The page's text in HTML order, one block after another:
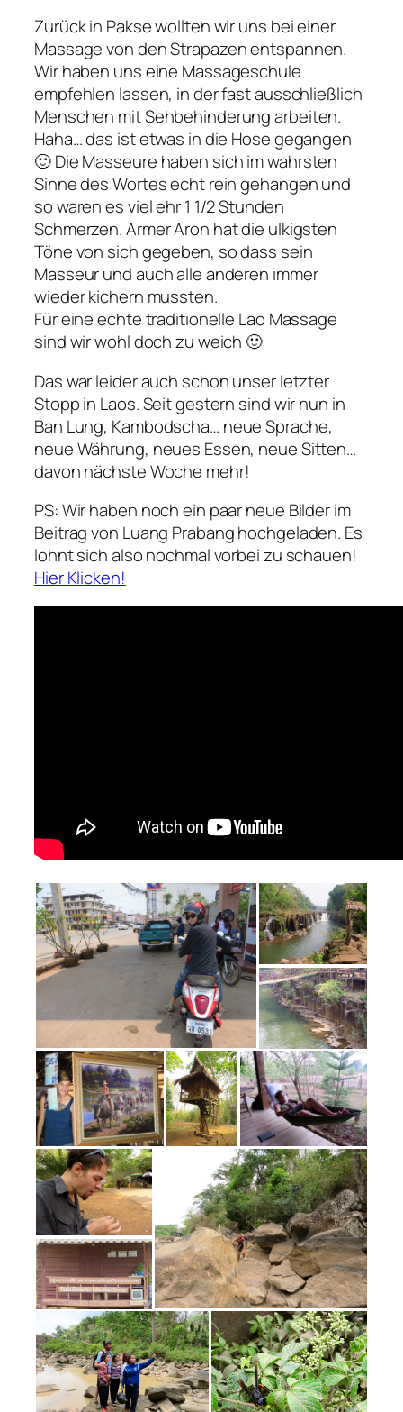
Zurück in Pakse wollten wir uns bei einer
Massage von den Strapazen entspannen.
Wir haben uns eine Massageschule
empfehlen lassen, in der fast ausschließlich
Menschen mit Sehbehinderung arbeiten.
Haha… das ist etwas in die Hose gegangen
🙂 Die Masseure haben sich im wahrsten
Sinne des Wortes echt rein gehangen und
so waren es viel ehr 1 1/2 Stunden
Schmerzen. Armer Aron hat die ulkigsten
Töne von sich gegeben, so dass sein
Masseur und auch alle anderen immer
wieder kichern mussten.
Für eine echte traditionelle Lao Massage
sind wir wohl doch zu weich 🙂
Das war leider auch schon unser letzter
Stopp in Laos. Seit gestern sind wir nun in
Ban Lung, Kambodscha… neue Sprache,
neue Währung, neues Essen, neue Sitten…
davon nächste Woche mehr!
PS: Wir haben noch ein paar neue Bilder im
Beitrag von Luang Prabang hochgeladen. Es
lohnt sich also nochmal vorbei zu schauen!
Hier Klicken!